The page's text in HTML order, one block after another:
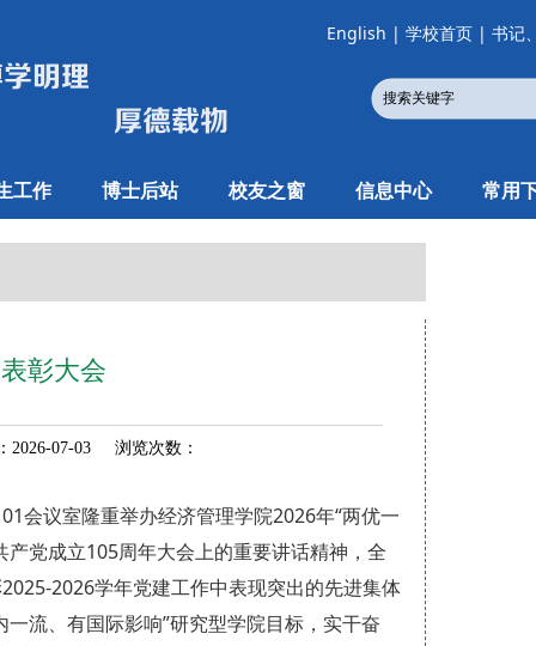
English | 学校首页 | 书记
工作 博士后站 校友之窗 信息中心 常用
彰大会
2026-07-03 浏览次数：
会议室隆重举办经济管理学院2026年“两优一
党成立105周年大会上的重要讲话精神，全
2026学年党建工作中表现突出的先进集体
流、有国际影响”研究型学院目标，实干奋